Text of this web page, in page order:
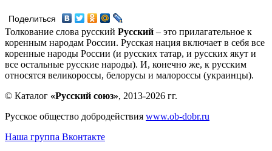
Поделиться
Толкование слова русский Русский – это прилагательное к
коренным народам России. Русская нация включает в себя все
коренные народы России (и русских татар, и русских якут и
все остальные русские народы). И, конечно же, к русским
относятся великороссы, белорусы и малороссы (украинцы).
© Каталог «Русский союз», 2013-2026 гг.
Русское общество добродействия www.ob-dobr.ru
Наша группа Вконтакте